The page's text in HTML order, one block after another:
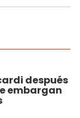
después
embargan